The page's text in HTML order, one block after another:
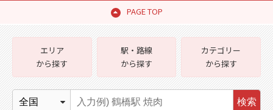
PAGE TOP
エリア
から探す
駅・路線
から探す
カテゴリー
から探す
検索